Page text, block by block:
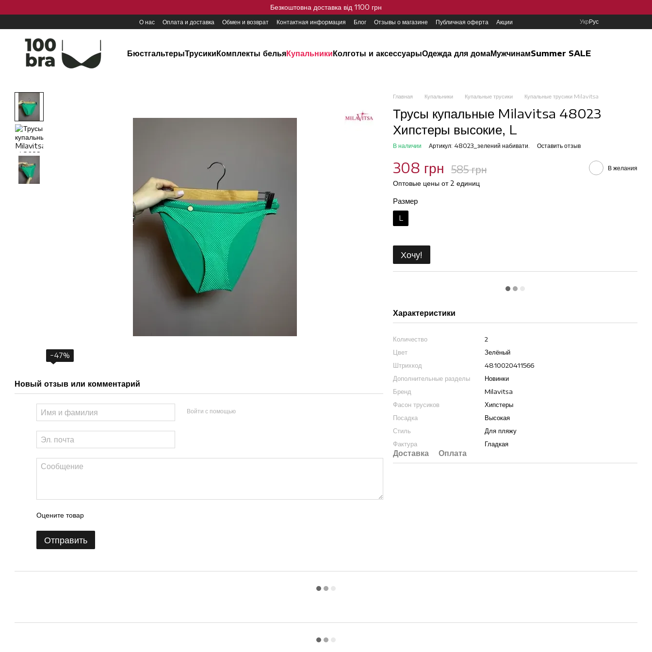
Безкоштовна доставка від 1100 грн
О нас Оплата и доставка Обмен и возврат Контактная информация Блог Отзывы о магазине Публичная оферта Акции УкрРус
БюстгальтерыТрусикиКомплекты бельяКупальникиКолготы и аксессуарыОдежда для домаМужчинамSummer SALE
−47%
Новый отзыв или комментарий
Войти с помощью
Оцените товар
Отправить
Главная Купальники Купальные трусики Купальные трусики Milavitsa
Трусы купальные Milavitsa 48023
Хипстеры высокие, L
В наличии Артикул: 48023_зелений набивати. Оставить отзыв
308 грн 585 грн В желания
Оптовые цены от 2 единиц
Размер
L
Хочу!
Характеристики
Количество
2
Цвет
Зелёный
Штрихкод
4810020411566
Дополнительные разделы
Новинки
Бренд
Milavitsa
Фасон трусиков
Хипстеры
Посадка
Высокая
Стиль
Для пляжу
Фактура
Гладкая
Доставка Оплата